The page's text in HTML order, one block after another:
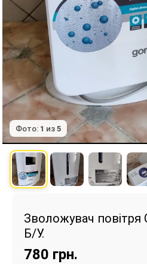
Фото: 1 из 5
Зволожувач повітря
Б/У.
780 грн.